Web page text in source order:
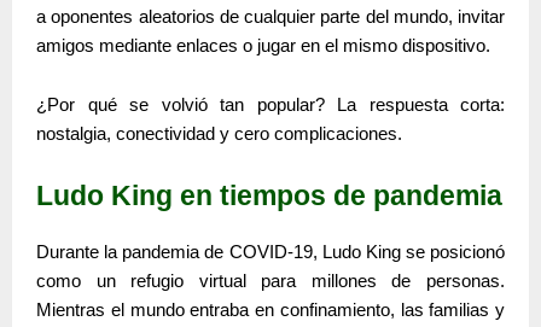
a oponentes aleatorios de cualquier parte del mundo, invitar
amigos mediante enlaces o jugar en el mismo dispositivo.
¿Por qué se volvió tan popular?La respuesta corta:
nostalgia, conectividad y cero complicaciones.
Ludo King en tiempos de pandemia
Durante la pandemia de COVID-19, Ludo Kingse posicionó
como un refugio virtual para millones de personas.
Mientras el mundo entraba en confinamiento, las familias y